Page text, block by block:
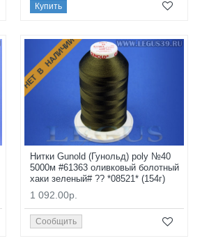
Купить
НЕТ В НАЛИЧИИ
Нитки Gunold (Гунольд) poly №40
5000м #61363 оливковый болотный
хаки зеленый# ?? *08521* (154г)
1 092.00р.
Сообщить